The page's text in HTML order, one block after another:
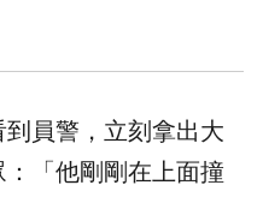
員警，立刻拿出大
「他剛剛在上面撞